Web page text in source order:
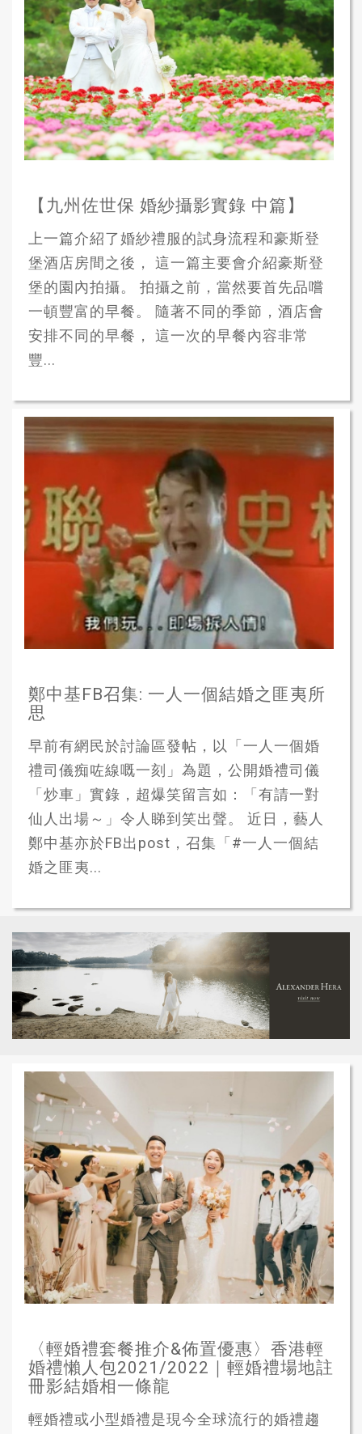
【九州佐世保 婚紗攝影實錄 中篇】
上一篇介紹了婚紗禮服的試身流程和豪斯登
堡酒店房間之後， 這一篇主要會介紹豪斯登
堡的園內拍攝。 拍攝之前，當然要首先品嚐
一頓豐富的早餐。 隨著不同的季節，酒店會
安排不同的早餐， 這一次的早餐內容非常
豐...
鄭中基FB召集: 一人一個結婚之匪夷所
思
早前有網民於討論區發帖，以「一人一個婚
禮司儀痴咗線嘅一刻」為題，公開婚禮司儀
「炒車」實錄，超爆笑留言如：「有請一對
仙人出場～」令人睇到笑出聲。 近日，藝人
鄭中基亦於FB出post，召集「#一人一個結
婚之匪夷...
〈輕婚禮套餐推介&佈置優惠〉香港輕
婚禮懶人包2021/2022｜輕婚禮場地註
冊影結婚相一條龍
輕婚禮或小型婚禮是現今全球流行的婚禮趨